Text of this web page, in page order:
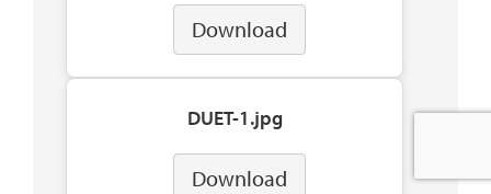
Download
DUET-1.jpg
Download